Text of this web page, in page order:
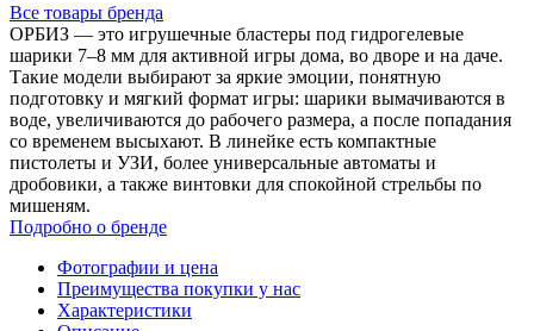
Все товары бренда
ОРБИЗ — это игрушечные бластеры под гидрогелевые
шарики 7–8 мм для активной игры дома, во дворе и на даче.
Такие модели выбирают за яркие эмоции, понятную
подготовку и мягкий формат игры: шарики вымачиваются в
воде, увеличиваются до рабочего размера, а после попадания
со временем высыхают. В линейке есть компактные
пистолеты и УЗИ, более универсальные автоматы и
дробовики, а также винтовки для спокойной стрельбы по
мишеням.
Подробно о бренде
Фотографии и цена
Преимущества покупки у нас
Характеристики